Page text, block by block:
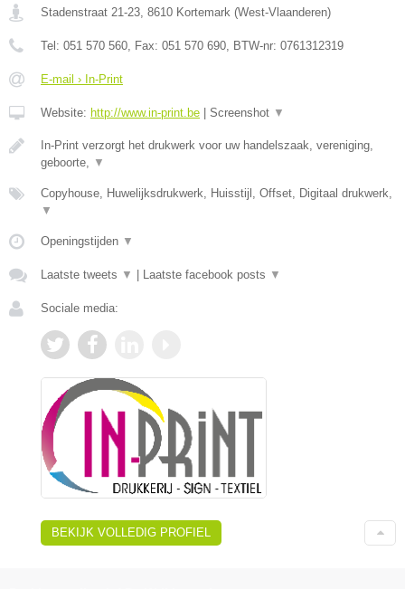
Stadenstraat 21-23, 8610 Kortemark (West-Vlaanderen)
Tel: 051 570 560, Fax: 051 570 690, BTW-nr: 0761312319
E-mail › In-Print
Website: http://www.in-print.be Screenshot ▼
In-Print verzorgt het drukwerk voor uw handelszaak, vereniging,
geboorte, ▼
Copyhouse, Huwelijksdrukwerk, Huisstijl, Offset, Digitaal drukwerk,
▼
Openingstijden ▼
Laatste tweets ▼ Laatste facebook posts ▼
Sociale media:
BEKIJK VOLLEDIG PROFIEL